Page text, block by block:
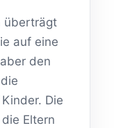
überträgt
auf eine
den
Die
Eltern